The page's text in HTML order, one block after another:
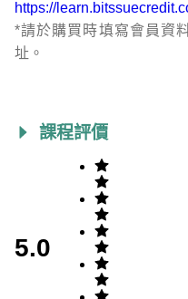
https://
*請於購買時填寫會員資
址。
課程評價
5.0